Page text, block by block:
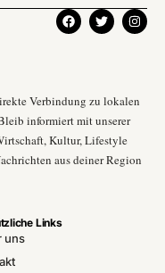
Verbindung zu lokalen
informiert mit unserer
Kultur, Lifestyle
aus deiner Region
Links
uns